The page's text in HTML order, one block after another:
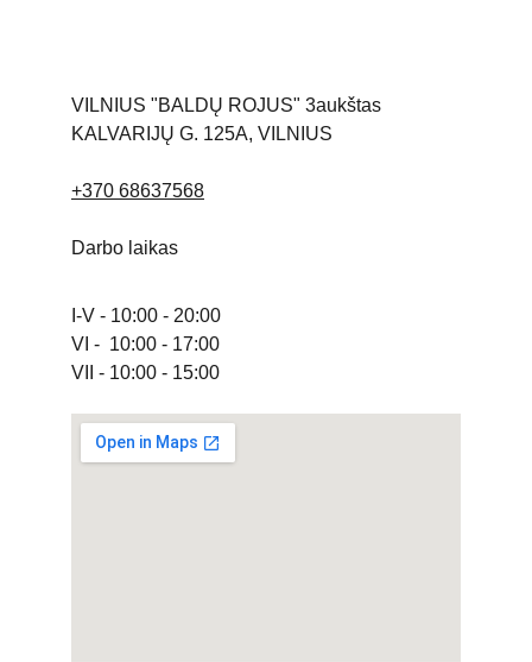
VILNIUS "BALDŲ ROJUS" 3aukštas
KALVARIJŲ G. 125A, VILNIUS
+370 68637568
Darbo laikas
I-V - 10:00 - 20:00
VI -  10:00 - 17:00
VII - 10:00 - 15:00